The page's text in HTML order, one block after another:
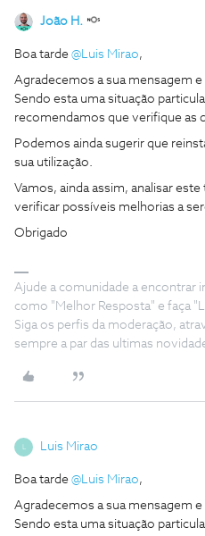
João H.
Boa tarde @Luis Mirao,
Agradecemos a sua mensagem
Sendo esta uma situação
recomendamos que verifique as
Podemos ainda sugerir que
sua utilização.
Vamos, ainda assim, analisar
verificar possíveis melhorias a
Obrigado
Ajude a comunidade a encontrar
como "Melhor Resposta" e faça
Siga os perfis da moderação,
sempre a par das ultimas
Luis Mirao
Boa tarde @Luis Mirao,
Agradecemos a sua mensagem
Sendo esta uma situação